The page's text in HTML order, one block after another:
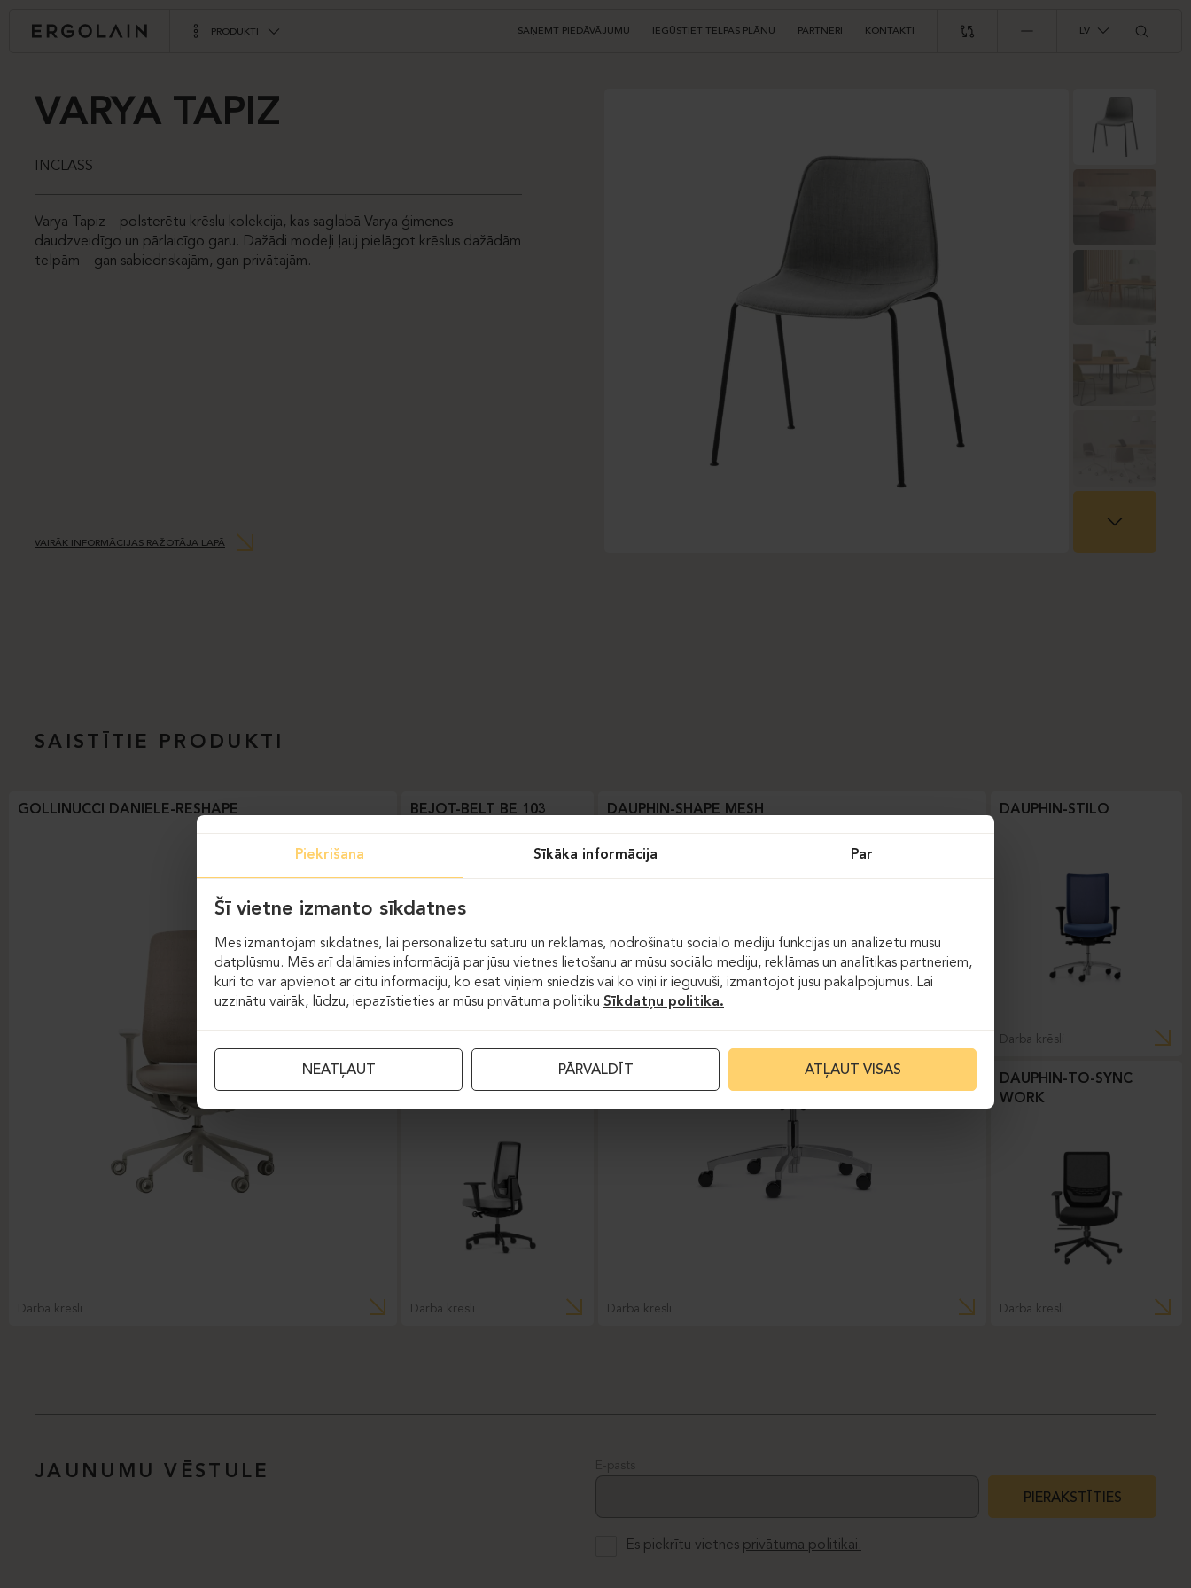
PRODUKTI SAŅEMT PIEDĀVĀJUMU IEGŪSTIET TELPAS PLĀNU PARTNERI KONTAKTI LV
VARYA TAPIZ
INCLASS
Varya Tapiz – polsterētu krēslu kolekcija, kas saglabā Varya ģimenes
daudzveidīgo un pārlaicīgo garu. Dažādi modeļi ļauj pielāgot krēslus dažādām
telpām – gan sabiedriskajām, gan privātajām.
VAIRĀK INFORMĀCIJAS RAŽOTĀJA LAPĀ
SAISTĪTIE PRODUKTI
GOLLINUCCI DANIELE-RESHAPE
Darba krēsli
BEJOT-BELT BE 103
Darba krēsli
DAUPHIN-SHAPE MESH
Darba krēsli
DAUPHIN-STILO
Darba krēsli
DAUPHIN-TO-SYNC
WORK
Darba krēsli
JAUNUMU VĒSTULE E-pasts
Es piekrītu vietnes privātuma politikai.
PIERAKSTĪTIES
Piekrišana Sīkāka informācija Par
Šī vietne izmanto sīkdatnes
Mēs izmantojam sīkdatnes, lai personalizētu saturu un reklāmas, nodrošinātu sociālo mediju funkcijas un analizētu mūsu
datplūsmu. Mēs arī dalāmies informācijā par jūsu vietnes lietošanu ar mūsu sociālo mediju, reklāmas un analītikas partneriem,
kuri to var apvienot ar citu informāciju, ko esat viņiem sniedzis vai ko viņi ir ieguvuši, izmantojot jūsu pakalpojumus. Lai
uzzinātu vairāk, lūdzu, iepazīstieties ar mūsu privātuma politiku Sīkdatņu politika.
NEATĻAUT PĀRVALDĪT ATĻAUT VISAS